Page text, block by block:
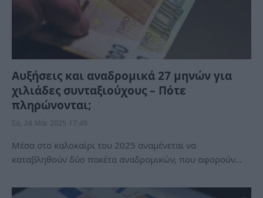
Αυξήσεις και αναδρομικά 27 μηνών για
χιλιάδες συνταξιούχους – Πότε
πληρώνονται;
Σα, 24 Μάι 2025 17:49
Μέσα στο καλοκαίρι του 2025 αναμένεται να
καταβληθούν δύο πακέτα αναδρομικών, που αφορούν…